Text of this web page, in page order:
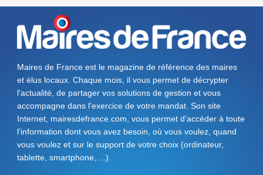
Maires de France est le magazine de référence des maires
et élus locaux. Chaque mois, il vous permet de décrypter
l'actualité, de partager vos solutions de gestion et vous
accompagne dans l'exercice de votre mandat. Son site
Internet, mairesdefrance.com, vous permet d’accéder à toute
l'information dont vous avez besoin, où vous voulez, quand
vous voulez et sur le support de votre choix (ordinateur,
tablette, smartphone, ...).